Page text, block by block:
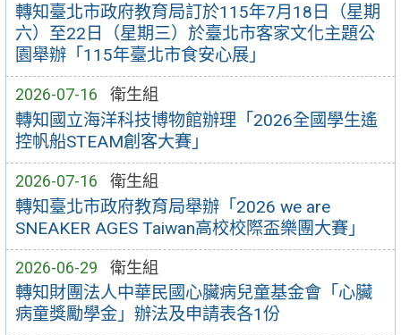
轉知臺北市政府教育局訂於115年7月18日（星期
六）至22日（星期三）於臺北市客家文化主題公
園舉辦「115年臺北市食安心展」
2026-07-16 衛生組
轉知國立海洋科技博物館辦理「2026全國學生遙
控帆船STEAM創客大賽」
2026-07-16 衛生組
轉知臺北市政府教育局舉辦「2026 we are
SNEAKER AGES Taiwan高校校際盃樂團大賽」
2026-06-29 衛生組
轉知財團法人中華民國心臟病兒童基金會「心臟
病童獎勵學金」辦法及申請表各1份